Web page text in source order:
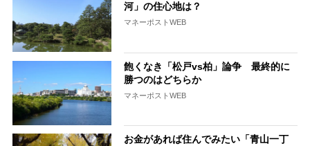
河」の住心地は？
マネーポストWEB
飽くなき「松戸vs柏」論争 最終的に
勝つのはどちらか
マネーポストWEB
お金があれば住んでみたい「青山一丁